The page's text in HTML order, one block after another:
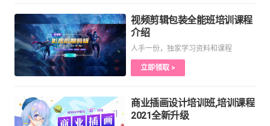
视频剪辑包装全能班培训课程
介绍
人手一份，独家学习资料和课程
立即领取 >
商业插画设计培训班,培训课程
2021全新升级